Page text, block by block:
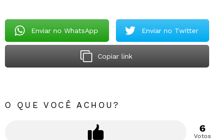
Enviar no WhatsApp Enviar no Twitter
Copiar link
O QUE VOCÊ ACHOU?
6
Votos